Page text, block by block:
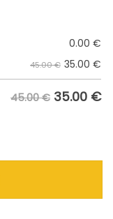
0.00 €
45.00 € 35.00 €
45.00 € 35.00 €